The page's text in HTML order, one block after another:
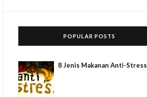
POPULAR POSTS
8 Jenis Makanan Anti-Stress